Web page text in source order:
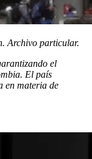
Archivo particular.
el
El país
en materia de